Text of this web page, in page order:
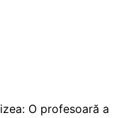
O profesoară a